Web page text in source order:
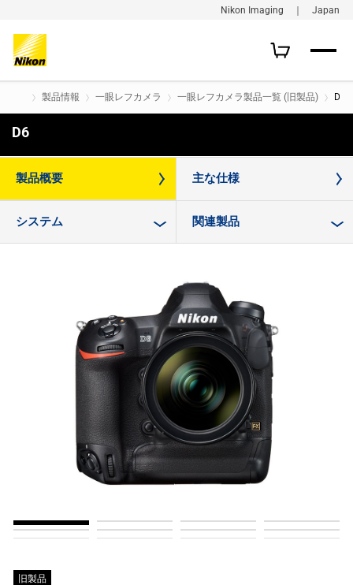
Nikon Imaging ｜ Japan
製品情報 一眼レフカメラ 一眼レフカメラ製品一覧 (旧製品) D6
D6
製品概要 主な仕様
システム 関連製品
旧製品